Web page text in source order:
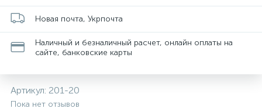
Новая почта, Укрпочта
Наличный и безналичный расчет, онлайн оплаты на
сайте, банковские карты
Артикул: 201-20
Пока нет отзывов